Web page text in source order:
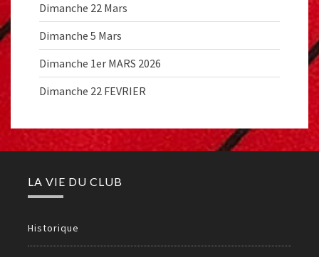
Dimanche 22 Mars
Dimanche 5 Mars
Dimanche 1er MARS 2026
Dimanche 22 FEVRIER
LA VIE DU CLUB
Historique